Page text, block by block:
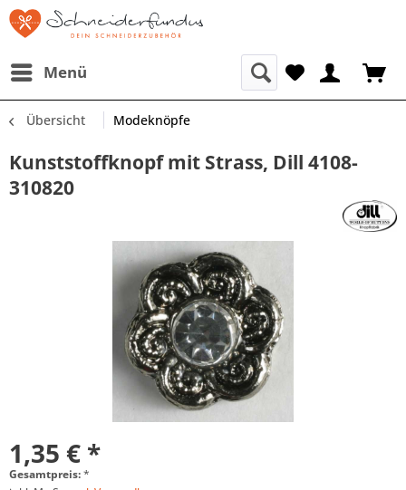
Menü
Übersicht Modeknöpfe
Kunststoffknopf mit Strass, Dill 4108-
310820
1,35 € *
Gesamtpreis:*